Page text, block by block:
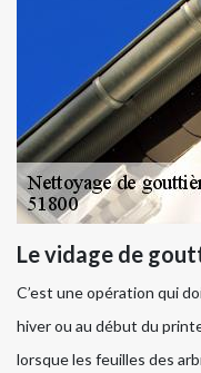
Le vidage de
C’est une opération qui
hiver ou au début du
lorsque les feuilles des